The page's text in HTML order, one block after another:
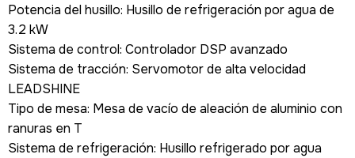
Potencia del husillo: Husillo de refrigeración por agua de
3.2 kW
Sistema de control: Controlador DSP avanzado
Sistema de tracción: Servomotor de alta velocidad
LEADSHINE
Tipo de mesa: Mesa de vacío de aleación de aluminio con
ranuras en T
Sistema de refrigeración: Husillo refrigerado por agua